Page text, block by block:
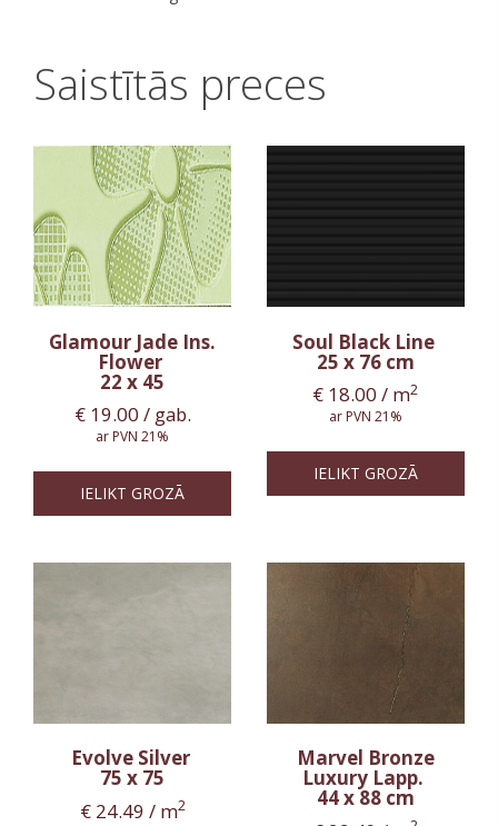
Saistītās preces
Glamour Jade Ins.
Flower
22 x 45
€19.00 / gab.
ar PVN 21%
IELIKT GROZĀ
Soul Black Line
25 x 76 cm
€ 18.00 / m2
ar PVN 21%
IELIKT GROZĀ
Evolve Silver
75 x 75
€24.49 / m2
Marvel Bronze
Luxury Lapp.
44 x 88 cm